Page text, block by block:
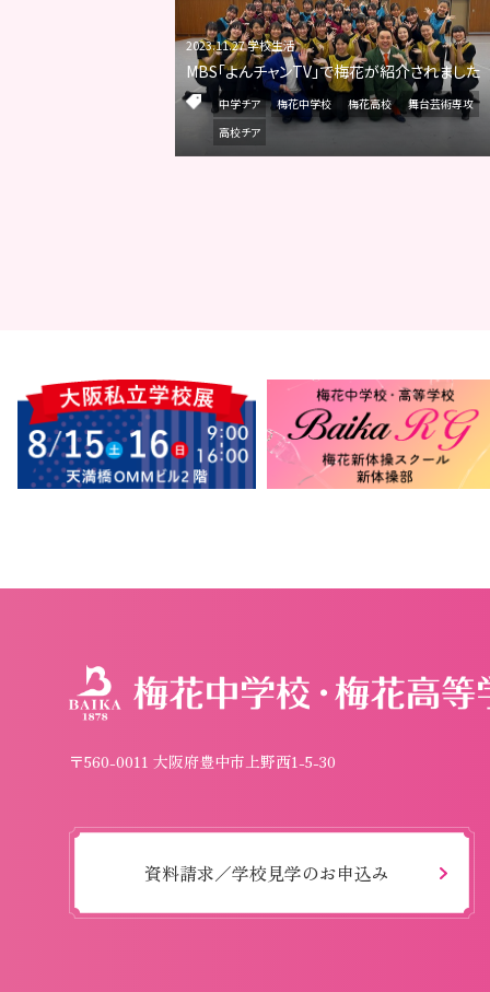
2023.11.27 学校生活
MBS「よんチャンTV」で梅花が紹介されました
中学チア 梅花中学校 梅花高校
舞台芸術専攻
高校チア
〒560-0011 大阪府豊中市上野西1-5-30
資料請求／学校見学のお申込み